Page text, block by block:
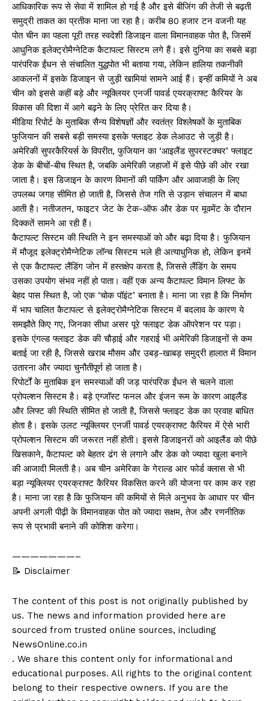
आधिकारिक रूप से सेवा में शामिल हो गई है और इसे बीजिंग की तेजी से बढ़ती
समुद्री ताकत का प्रतीक माना जा रहा है। करीब 80 हजार टन वजनी यह
पोत चीन का पहला पूरी तरह स्वदेशी डिजाइन वाला विमानवाहक पोत है, जिसमें
आधुनिक इलेक्ट्रोमैग्नेटिक कैटापल्ट सिस्टम लगे हैं। इसे दुनिया का सबसे बड़ा
पारंपरिक ईंधन से संचालित युद्धपोत भी बताया गया, लेकिन हालिया तकनीकी
आकलनों में इसके डिजाइन से जुड़ी खामियां सामने आई हैं। इन्हीं कमियों ने अब
चीन को इससे कहीं बड़े और न्यूक्लियर एनर्जी पावर्ड एयरक्राफ्ट कैरियर के
विकास की दिशा में आगे बढ़ने के लिए प्रेरित कर दिया है।
मीडिया रिपोर्ट के मुताबिक सैन्य विशेषज्ञों और स्वतंत्र विश्लेषकों के मुताबिक
फुजियान की सबसे बड़ी समस्या इसके फ्लाइट डेक लेआउट से जुड़ी है।
अमेरिकी सुपरकैरियर्स के विपरीत, फुजियान का ‘आइलैंड सुपरस्टक्चर’ फ्लाइट
डेक के बीचों-बीच स्थित है, जबकि अमेरिकी जहाजों में इसे पीछे की ओर रखा
जाता है। इस डिजाइन के कारण विमानों की पार्किंग और आवाजाही के लिए
उपलब्ध जगह सीमित हो जाती है, जिससे तेज गति से उड़ान संचालन में बाधा
आती है। नतीजतन, फाइटर जेट के टेक-ऑफ और डेक पर मूवमेंट के दौरान
दिक्कतें सामने आ रही हैं।
कैटापल्ट सिस्टम की स्थिति ने इन समस्याओं को और बढ़ा दिया है। फुजियान
में मौजूद इलेक्ट्रोमैग्नेटिक लॉन्च सिस्टम भले ही अत्याधुनिक हो, लेकिन इनमें
से एक कैटापल्ट लैंडिंग जोन में हस्तक्षेप करता है, जिससे लैंडिंग के समय
उसका उपयोग संभव नहीं हो पाता। वहीं एक अन्य कैटापल्ट विमान लिफ्ट के
बेहद पास स्थित है, जो एक ‘चोक पॉइंट’ बनाता है। माना जा रहा है कि निर्माण
में भाप चालित कैटापल्ट से इलेक्ट्रोमैग्नेटिक सिस्टम में बदलाव के कारण ये
समझौते किए गए, जिनका सीधा असर पूरे फ्लाइट डेक ऑपरेशन पर पड़ा।
इसके एंगल्ड फ्लाइट डेक की चौड़ाई और गहराई भी अमेरिकी डिजाइनों से कम
बताई जा रही है, जिससे खराब मौसम और उबड़-खाबड़ समुद्री हालात में विमान
उतारना और ज्यादा चुनौतीपूर्ण हो जाता है।
रिपोर्टों के मुताबिक इन समस्याओं की जड़ पारंपरिक ईंधन से चलने वाला
प्रोपल्शन सिस्टम है। बड़े एग्जॉस्ट फनल और इंजन रूम के कारण आइलैंड
और लिफ्ट की स्थिति सीमित हो जाती है, जिससे फ्लाइट डेक का प्रवाह बाधित
होता है। इसके उलट न्यूक्लियर एनर्जी पावर्ड एयरक्राफ्ट कैरियर में ऐसे भारी
प्रोपल्शन सिस्टम की जरूरत नहीं होती। इससे डिजाइनरों को आइलैंड को पीछे
खिसकाने, कैटापल्ट को बेहतर ढंग से लगाने और डेक को ज्यादा खुला बनाने
की आजादी मिलती है। अब चीन अमेरिका के गेराल्ड आर फोर्ड क्लास से भी
बड़ा न्यूक्लियर एयरक्राफ्ट कैरियर विकसित करने की योजना पर काम कर रहा
है। माना जा रहा है कि फुजियान की कमियों से मिले अनुभव के आधार पर चीन
अपनी अगली पीढ़ी के विमानवाहक पोत को ज्यादा सक्षम, तेज और रणनीतिक
रूप से प्रभावी बनाने की कोशिश करेगा।
———————–
📝 Disclaimer
The content of this post is not originally published by
us. The news and information provided here are
sourced from trusted online sources, including
NewsOnline.co.in
. We share this content only for informational and
educational purposes. All rights to the original content
belong to their respective owners. If you are the